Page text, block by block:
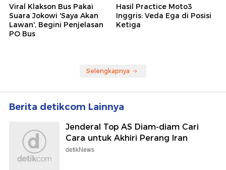
Viral Klakson Bus Pakai
Suara Jokowi 'Saya Akan
Lawan', Begini Penjelasan
PO Bus
Hasil Practice Moto3
Inggris: Veda Ega di Posisi
Ketiga
Selengkapnya
Berita detikcom Lainnya
Jenderal Top AS Diam-diam Cari
Cara untuk Akhiri Perang Iran
detikNews